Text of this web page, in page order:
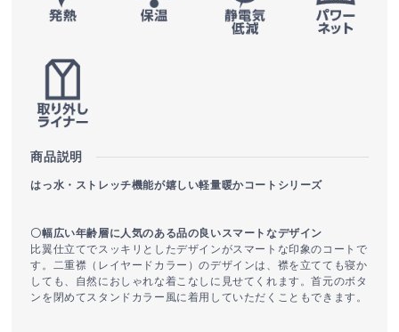
商品説明
はっ水・ストレッチ機能が嬉しい軽量暖かコートシリーズ
〇幅広い年齢層に人気のある品の良いスマートなデザイン
比翼仕立てでスッキリとしたデザインがスマートな印象のコートで
す。二重襟（レイヤードカラー）のデザインは、襟を立てても寝か
しても、自然におしゃれな着こなしに見せてくれます。首元のボタ
ンを閉めてスタンドカラー風に着用していただくこともできます。